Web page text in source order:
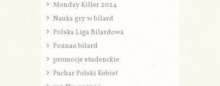
Monday Killer 2024
Nauka gry w bilard
Polska Liga Bilardowa
Poznań bilard
promocje studenckie
Puchar Polski Kobiet